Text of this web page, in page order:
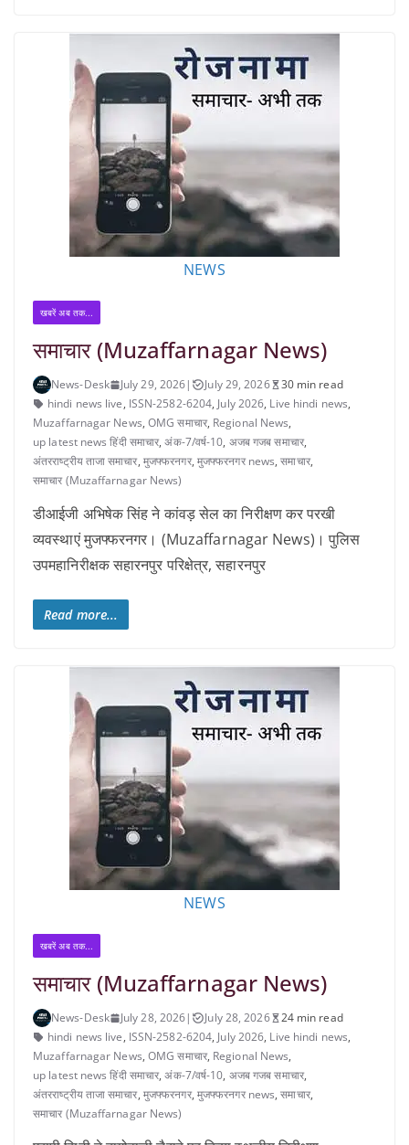
NEWS
खबरें अब तक...
समाचार (Muzaffarnagar News)
News-Desk July 29, 2026| July 29, 2026
30 min read
hindi news live, ISSN-2582-6204, July 2026, Live hindi news,
Muzaffarnagar News,OMG समाचार, Regional News,
up latest news हिंदी समाचार,अंक-7/वर्ष-10, अजब गजब समाचार,
अंतरराष्ट्रीय ताजा समाचार, मुजफ्फरनगर, मुजफ्फरनगर news,समाचार,
समाचार (Muzaffarnagar News)
डीआईजी अभिषेक सिंह ने कांवड़ सेल का निरीक्षण कर परखी
व्यवस्थाएं मुजफ्फरनगर। (Muzaffarnagar News)। पुलिस
उपमहानिरीक्षक सहारनपुर परिक्षेत्र, सहारनपुर
Read more...
NEWS
खबरें अब तक...
समाचार (Muzaffarnagar News)
News-Desk July 28, 2026| July 28, 2026
24 min read
hindi news live, ISSN-2582-6204, July 2026, Live hindi news,
Muzaffarnagar News,OMG समाचार, Regional News,
up latest news हिंदी समाचार,अंक-7/वर्ष-10, अजब गजब समाचार,
अंतरराष्ट्रीय ताजा समाचार, मुजफ्फरनगर, मुजफ्फरनगर news,समाचार,
समाचार (Muzaffarnagar News)